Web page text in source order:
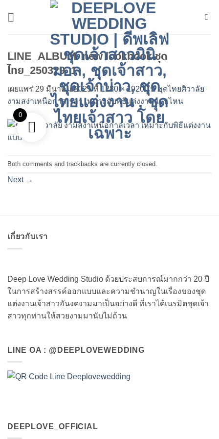
LINE_ALBUM_new lookbook ชุด
ไทย_250329_1
เผยแพร่ 29 มีนาคม 2025ที่ 1280 × 1920ใน ชุดไทยศิวาลัย
งามสง่าเหนือกาลเวลา เหมาะกับพิธีแต่งงานแบบไหน
Both comments and trackbacks are currently closed.
Next →
เกี่ยวกับเรา
Deep Love Wedding Studio ด้วยประสบการณ์มากกว่า 20 ปี
ในการสร้างสรรค์ออกแบบและความชำนาญในเรื่องของชุด
แต่งงานเจ้าสาวอันงดงามมาเป็นอย่างดี ที่เราได้เนรมิตชุดเจ้า
สาวทุกท่านให้สวยงามมานับไม่ถ้วน
LINE OA : @DEEPLOVEWEDDING
DEEPLOVE_OFFICIAL
0